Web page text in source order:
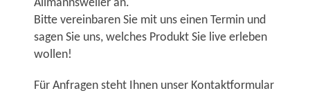
Allmannsweiler an.
Bitte vereinbaren Sie mit uns einen Termin und
sagen Sie uns, welches Produkt Sie live erleben
wollen!
Für Anfragen steht Ihnen unser Kontaktformular